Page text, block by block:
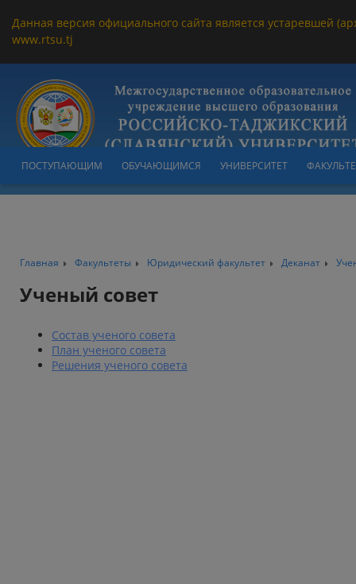
Данная версия официального сайта является устаревшей
www.rtsu.tj
ПОСТУПАЮЩИМ ОБУЧАЮЩИМСЯ УНИВЕРСИТЕТ
Главная Факультеты Юридический факультет Деканат
Ученый совет
Состав ученого совета
План ученого совета
Решения ученого совета